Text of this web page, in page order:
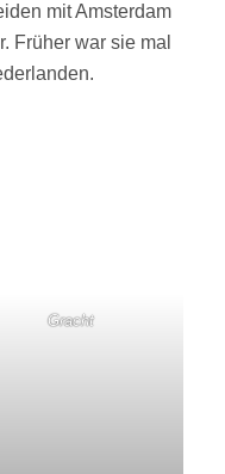
mit Amsterdam
Früher war sie mal
Gracht